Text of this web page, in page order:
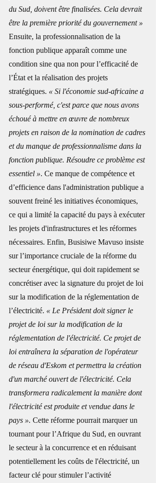
du Sud, doivent être finalisées. Cela devrait
être la première priorité du gouvernement »
Ensuite, la professionnalisation de la
fonction publique apparaît comme une
condition sine qua non pour l’efficacité de
l’État et la réalisation des projets
stratégiques. « Si l'économie sud-africaine a
sous-performé, c'est parce que nous avons
échoué à mettre en œuvre de nombreux
projets en raison de la nomination de cadres
et du manque de professionnalisme dans la
fonction publique. Résoudre ce problème est
essentiel ». Ce manque de compétence et
d’efficience dans l'administration publique a
souvent freiné les initiatives économiques,
ce qui a limité la capacité du pays à exécuter
les projets d'infrastructures et les réformes
nécessaires. Enfin, Busisiwe Mavuso insiste
sur l’importance cruciale de la réforme du
secteur énergétique, qui doit rapidement se
concrétiser avec la signature du projet de loi
sur la modification de la réglementation de
l’électricité. « Le Président doit signer le
projet de loi sur la modification de la
réglementation de l'électricité. Ce projet de
loi entraînera la séparation de l'opérateur
de réseau d'Eskom et permettra la création
d'un marché ouvert de l'électricité. Cela
transformera radicalement la manière dont
l'électricité est produite et vendue dans le
pays ». Cette réforme pourrait marquer un
tournant pour l’Afrique du Sud, en ouvrant
le secteur à la concurrence et en réduisant
potentiellement les coûts de l'électricité, un
facteur clé pour stimuler l’activité